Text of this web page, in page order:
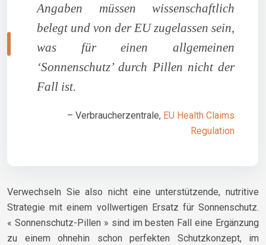
Angaben müssen wissenschaftlich
belegt und von der EU zugelassen sein,
was für einen allgemeinen
‘Sonnenschutz’ durch Pillen nicht der
Fall ist.
– Verbraucherzentrale, EU Health Claims
Regulation
Verwechseln Sie also nicht eine unterstützende, nutritive
Strategie mit einem vollwertigen Ersatz für Sonnenschutz.
« Sonnenschutz-Pillen » sind im besten Fall eine Ergänzung
zu einem ohnehin schon perfekten Schutzkonzept, im